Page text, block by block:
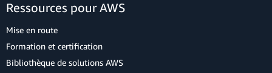
Ressources pour AWS
Mise en route
Formation et certification
Bibliothèque de solutions AWS